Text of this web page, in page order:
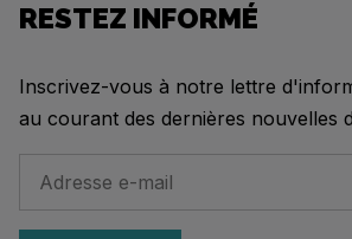
RESTEZ INFORMÉ
Inscrivez-vous à notre lettre
au courant des dernières nouvelles